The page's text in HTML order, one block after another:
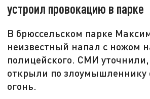
устроил провокацию в парке
В брюссельском парке
неизвестный напал с ножом
полицейского. СМИ уточнили,
открыли по злоумышленнику
огонь.